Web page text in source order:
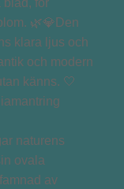
naturens
ovala
av